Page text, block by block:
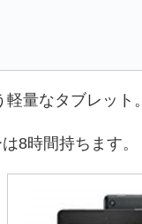
量なタブレット。
8時間持ちます。